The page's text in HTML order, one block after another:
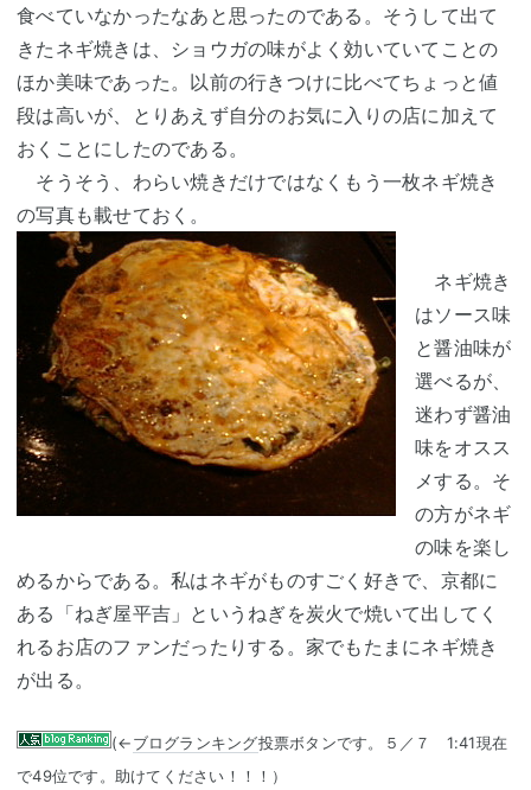
食べていなかったなあと思ったのである。そうして出て
きたネギ焼きは、ショウガの味がよく効いていてことの
ほか美味であった。以前の行きつけに比べてちょっと値
段は高いが、とりあえず自分のお気に入りの店に加えて
おくことにしたのである。
そうそう、わらい焼きだけではなくもう一枚ネギ焼き
の写真も載せておく。
ネギ焼き
はソース味
と醤油味が
選べるが、
迷わず醤油
味をオスス
メする。そ
の方がネギ
の味を楽し
めるからである。私はネギがものすごく好きで、京都に
ある「ねぎ屋平吉」というねぎを炭火で焼いて出してく
れるお店のファンだったりする。家でもたまにネギ焼き
が出る。
(←ブログランキング投票ボタンです。５／７ 1:41現在
で49位です。助けてください！！！）